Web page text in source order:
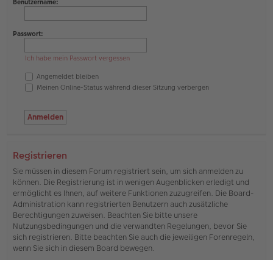
Benutzername:
Passwort:
Ich habe mein Passwort vergessen
Angemeldet bleiben
Meinen Online-Status während dieser Sitzung verbergen
Registrieren
Sie müssen in diesem Forum registriert sein, um sich anmelden zu
können. Die Registrierung ist in wenigen Augenblicken erledigt und
ermöglicht es Ihnen, auf weitere Funktionen zuzugreifen. Die Board-
Administration kann registrierten Benutzern auch zusätzliche
Berechtigungen zuweisen. Beachten Sie bitte unsere
Nutzungsbedingungen und die verwandten Regelungen, bevor Sie
sich registrieren. Bitte beachten Sie auch die jeweiligen Forenregeln,
wenn Sie sich in diesem Board bewegen.